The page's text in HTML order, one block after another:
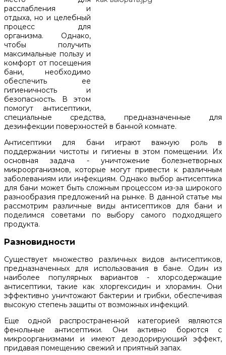
расслабления и
отдыха, но и целебный
процесс для
организма. Однако,
чтобы получить
максимальные пользу и
комфорт от посещения
бани, необходимо
обеспечить ее
гигиеничность и
безопасность. В этом
помогут антисептики,
специальные средства, предназначенные для
дезинфекции поверхностей в банной комнате.
Антисептики для бани играют важную роль в
поддержании чистоты и гигиены в этом помещении. Их
основная задача - уничтожение болезнетворных
микроорганизмов, которые могут привести к различным
заболеваниям или инфекциям. Однако выбор антисептика
для бани может быть сложным процессом из-за широкого
разнообразия предложений на рынке. В данной статье мы
рассмотрим различные виды антисептиков для бани и
поделимся советами по выбору самого подходящего
продукта.
Разновидности
Существует множество различных видов антисептиков,
предназначенных для использования в бане. Один из
наиболее популярных вариантов - хлорсодержащие
антисептики, такие как хлоргексидин и хлорамин. Они
эффективно уничтожают бактерии и грибки, обеспечивая
высокую степень защиты от возможных инфекций.
Еще одной распространенной категорией являются
фенольные антисептики. Они активно борются с
микроорганизмами и имеют дезодорирующий эффект,
придавая помещению свежий и приятный запах.